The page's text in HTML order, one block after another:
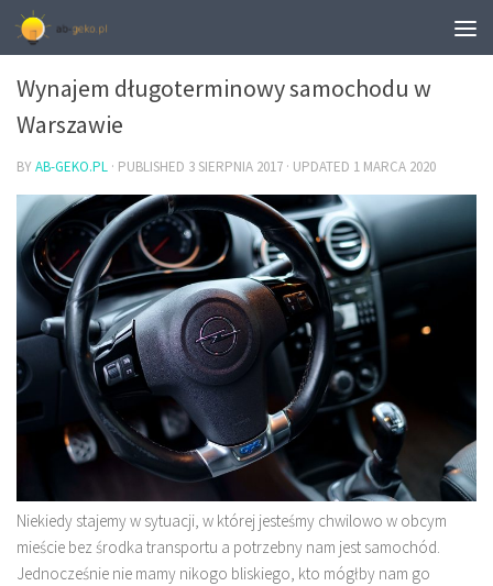
MOTORYZACJA
Wynajem długoterminowy samochodu w
Warszawie
BYAB-GEKO.PL · PUBLISHED 3 SIERPNIA 2017 · UPDATED 1 MARCA 2020
Niekiedy stajemy w sytuacji, w której jesteśmy chwilowo w obcym
mieście bez środka transportu a potrzebny nam jest samochód.
Jednocześnie nie mamy nikogo bliskiego, kto mógłby nam go